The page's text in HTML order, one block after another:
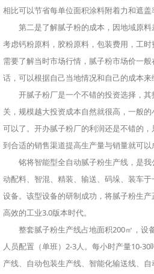
相比可以节省每单位面积涂料附着力和遮盖
第二是了解腻子粉的成本，因地域原料
考虑钙粉原料，胶粉原料，包装费用，工
需要了解当时市场行情，腻子粉市场价一
话，可以根据自己当地情况和自己的成本来
开腻子粉厂是一个不错的投资选择，其
关，规模越大投资成本自然就很高，一般
可以了。开办腻子粉厂的利润还是不错的
到合适的销售渠道提高生产量与销量就可以
铭将智能型全自动腻子粉生产线，是我
动配料、智混、精装、输送、码垛、装车
设备。该型设备的研制成功，将腻子粉生产
高效的工业3.0版本时代。
整套腻子粉生产线占地面积200㎡，设
人员配置（单班）2-3人。每小时产量10-
产线、自动包装生产线、智能化输送线、自